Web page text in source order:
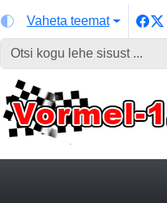
Vaheta teemat